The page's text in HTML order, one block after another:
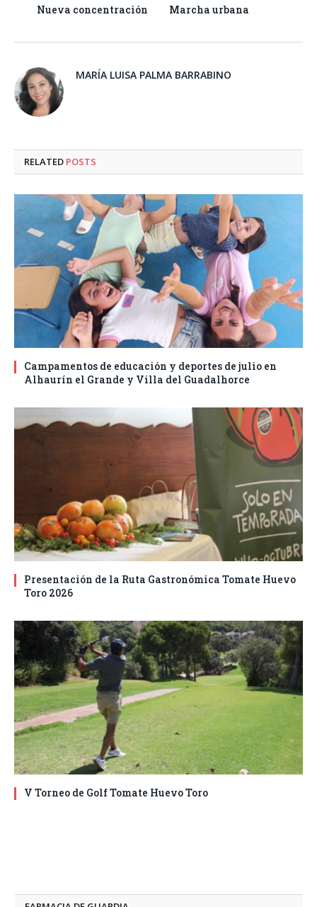
Nueva concentración Marcha urbana
MARÍA LUISA PALMA BARRABINO
RELATED POSTS
Campamentos de educación y deportes de julio en
Alhaurín el Grande y Villa del Guadalhorce
Presentación de la Ruta Gastronómica Tomate Huevo
Toro 2026
V Torneo de Golf Tomate Huevo Toro